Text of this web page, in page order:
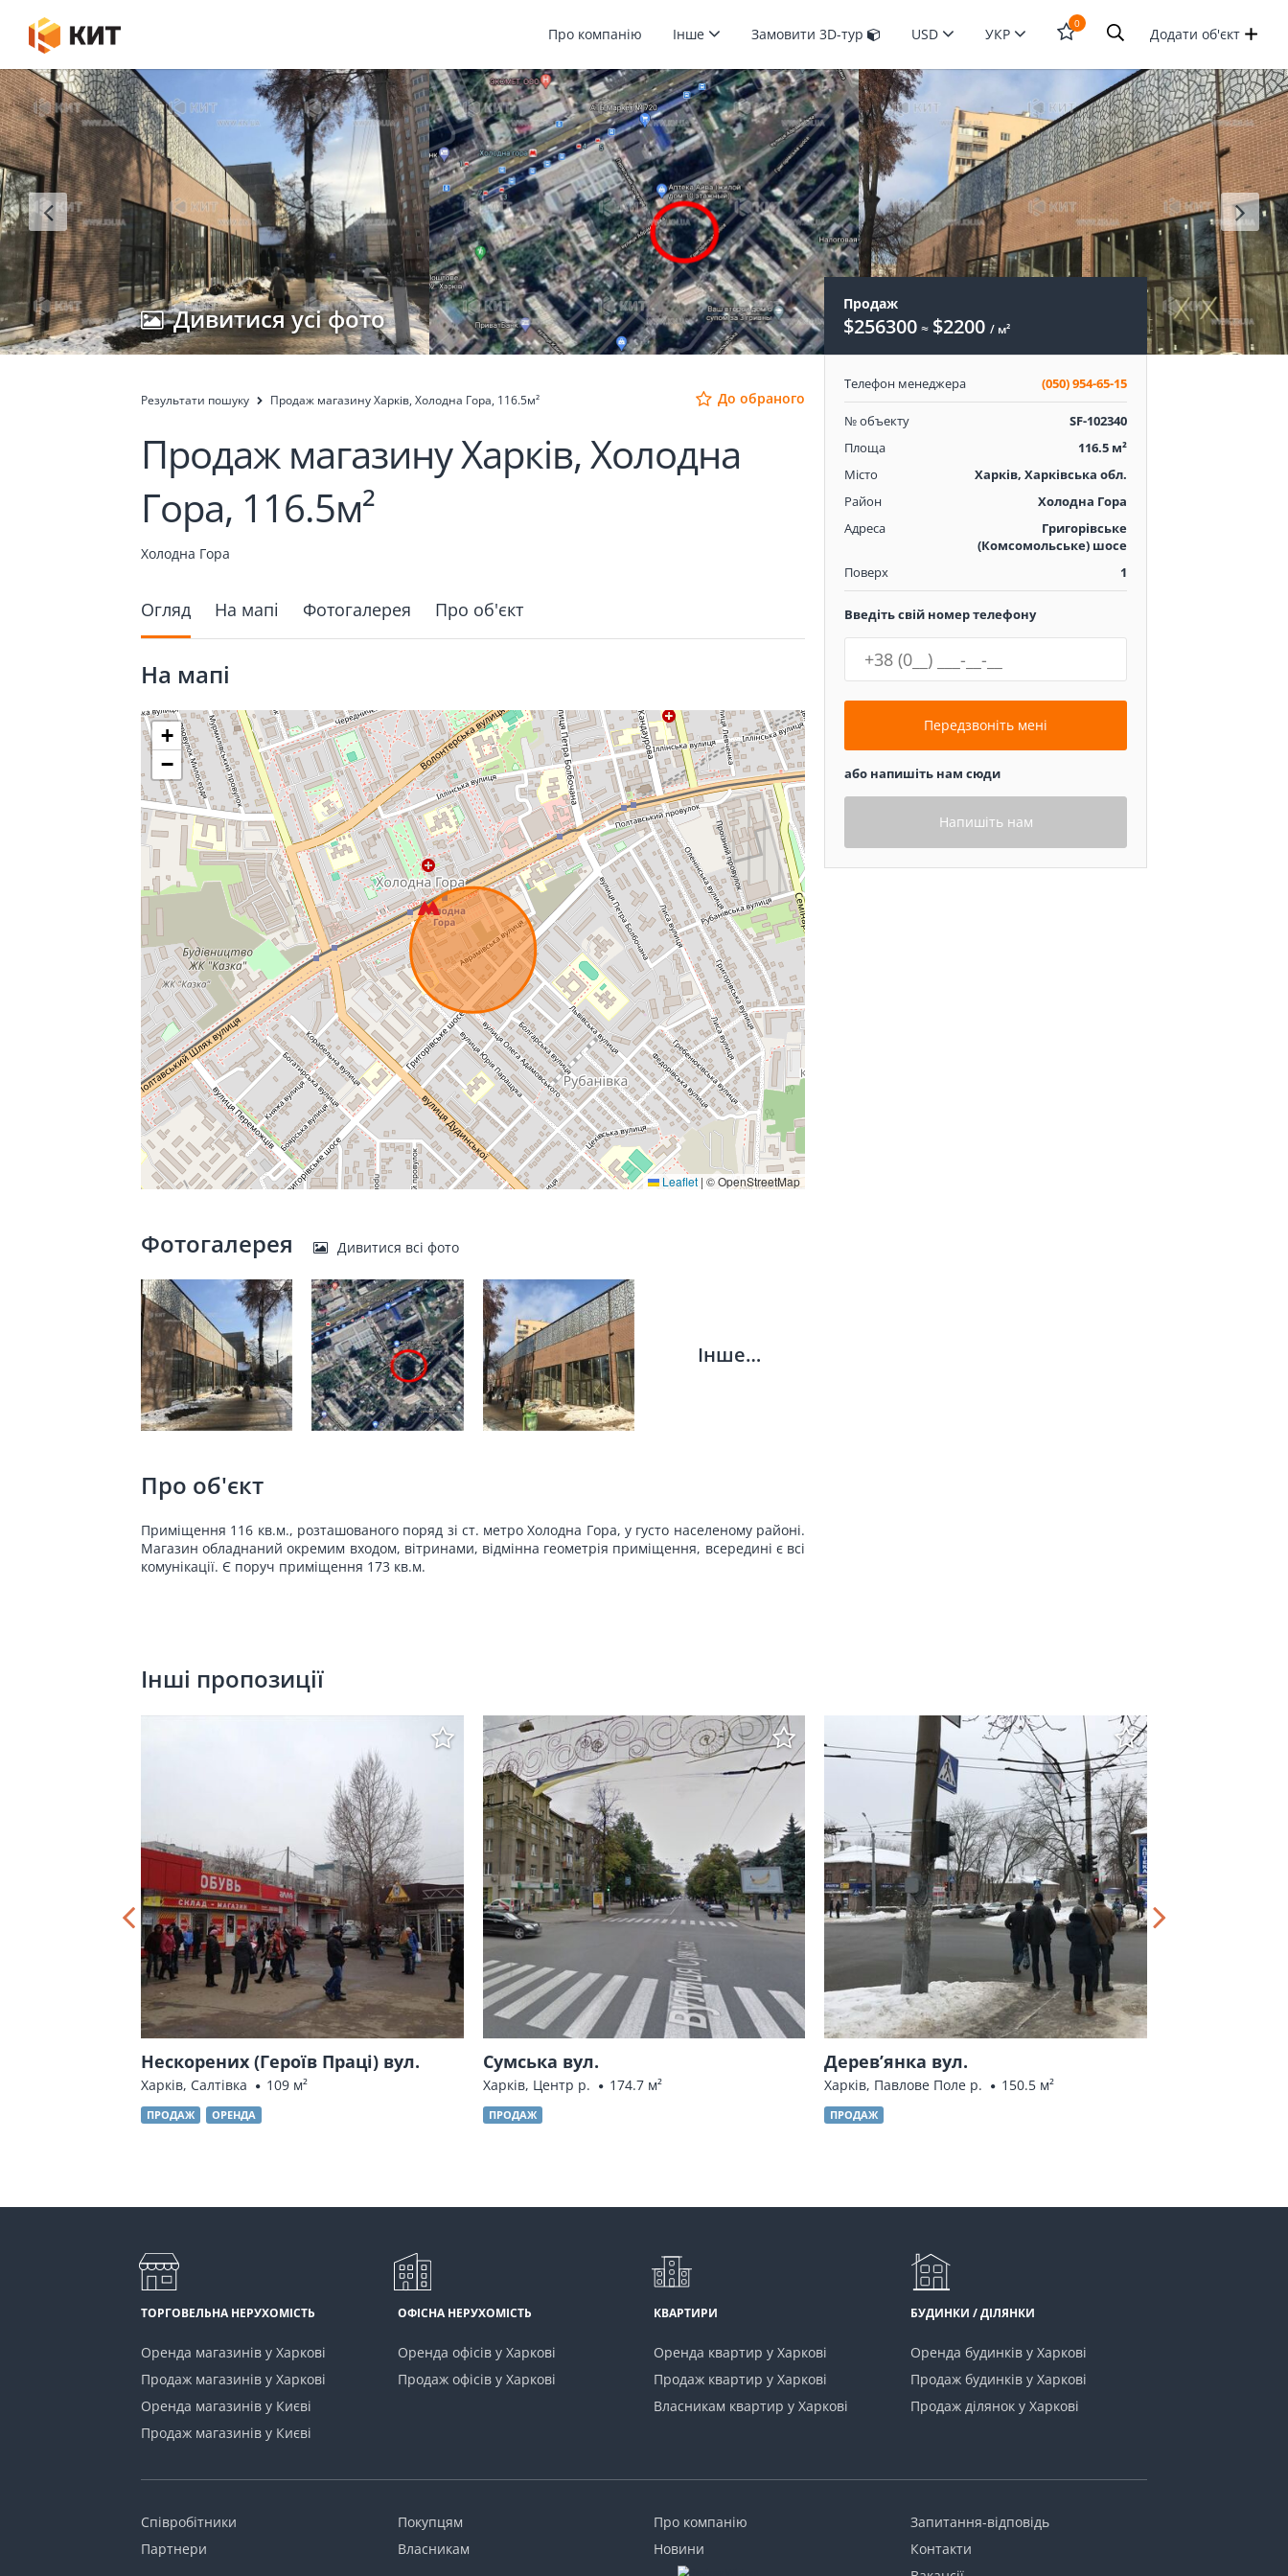
Про компанію Інше Замовити 3D-тур USD УКР
0
Відкрити
форму
пошука
Додати об'єкт
Дивитися усі фото
Результати пошуку Продаж магазину Харків, Холодна Гора, 116.5м² До обраного
Продаж магазину Харків, Холодна
Гора, 116.5м²
Холодна Гора
Продаж
$256300 ≈ $2200/ м²
Телефон менеджера (050) 954-65-15
№ объекту
SF-102340
Площа
116.5 м²
Місто
Харків, Харківська обл.
Район
Холодна Гора
Адреса
Григорівське
(Комсомольське) шосе
Поверх
1
Введіть свій номер телефону
Передзвоніть мені
або напишіть нам сюди
Напишіть нам
Огляд На мапі Фотогалерея Про об'єкт
На мапі
+
−
Leaflet | © OpenStreetMap
Фотогалерея Дивитися всі фото
Інше…
Про об'єкт
Приміщення 116 кв.м., розташованого поряд зі ст. метро Холодна Гора, у густо населеному районі.
Магазин обладнаний окремим входом, вітринами, відмінна геометрія приміщення, всередині є всі
комунікації. Є поруч приміщення 173 кв.м.
Інші пропозиції
Нескорених (Героїв Праці) вул.
Харків, Салтівка 109 м²
ПРОДАЖ ОРЕНДА
Сумська вул.
Харків, Центр р. 174.7 м²
ПРОДАЖ
Дерев’янка вул.
Харків, Павлове Поле р. 150.5 м²
ПРОДАЖ
ТОРГОВЕЛЬНА НЕРУХОМІСТЬ
Оренда магазинів у Харкові
Продаж магазинів у Харкові
Оренда магазинів у Києві
Продаж магазинів у Києві
ОФІСНА НЕРУХОМІСТЬ
Оренда офісів у Харкові
Продаж офісів у Харкові
КВАРТИРИ
Оренда квартир у Харкові
Продаж квартир у Харкові
Власникам квартир у Харкові
БУДИНКИ / ДІЛЯНКИ
Оренда будинків у Харкові
Продаж будинків у Харкові
Продаж ділянок у Харкові
Співробітники
Партнери
Покупцям
Власникам
Про компанію
Новини
Запитання-відповідь
Контакти